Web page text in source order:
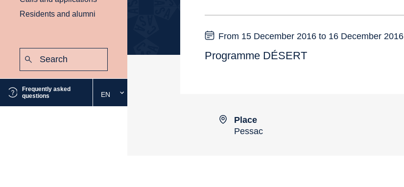
Residents and alumni
Frequently asked
questions
Select
the
EN
From 15 December 2016 to 16 December 2016
Programme DÉSERT
Place
Pessac